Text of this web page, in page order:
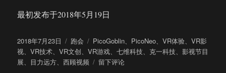
最初发布于2018年5月19日
发
布
于
2018年7月23日
分
类
跑会
标
签
PicoGoblin、 PicoNeo、VR体验、VR影
视、VR技术、VR文创、VR游戏、七维科技、 克一科技、影视节目
展、 目力远方、西顾视频
于
留下评论